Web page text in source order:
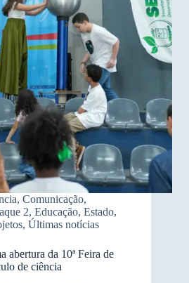
, Comunicação,
2, Educação, Estado,
, Últimas notícias
abertura da 10ª Feira de
de ciência